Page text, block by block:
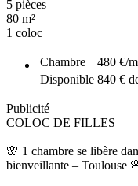
5 pièces
80 m²
1 coloc
Chambre 480 €/
Disponible 840 €
Publicité
COLOC DE FILLES
🌸 1 chambre se libère
bienveillante – Toulouse